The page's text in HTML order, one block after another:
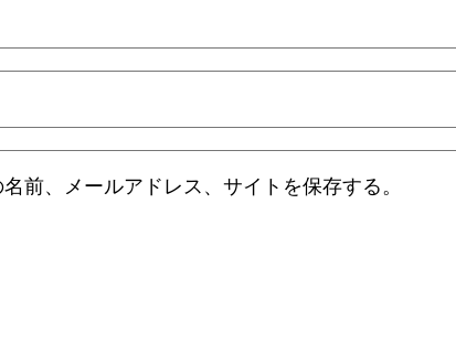
前、メールアドレス、サイトを保存する。